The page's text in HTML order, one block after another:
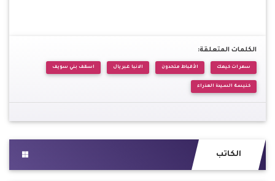
الكلمات المتعلقة:
سهرات كيهك الأقباط متحدون الانبا غبريال اسقف بني سويف
كنيسة السيدة العذراء
الكاتب